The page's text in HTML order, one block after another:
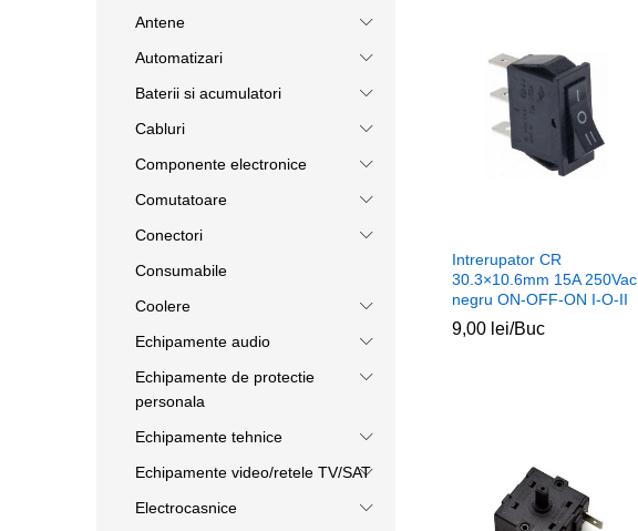
Intrerupator CR
30.3×10.6mm 15A 250Vac
negru ON-OFF-ON I-O-II
9,00 lei/Buc
9,00 lei
Antene
Automatizari
Baterii si acumulatori
Cabluri
Componente electronice
Comutatoare
Conectori
Consumabile
Coolere
Echipamente audio
Echipamente de protectie
personala
Echipamente tehnice
Echipamente video/retele TV/SAT
Electrocasnice